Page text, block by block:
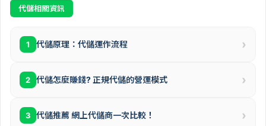
代儲相關資訊
1 代儲原理：代儲運作流程 ›
2 代儲怎麼賺錢? 正規代儲的營運模式 ›
3 代儲推薦 網上代儲商一次比較！ ›